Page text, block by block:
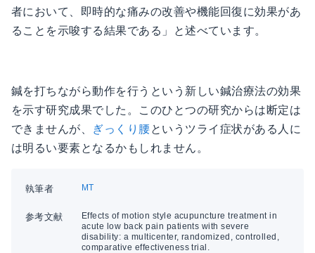
者において、即時的な痛みの改善や機能回復に効果があ
ることを示唆する結果である」と述べています。
鍼を打ちながら動作を行うという新しい鍼治療法の効果
を示す研究成果でした。このひとつの研究からは断定は
できませんが、 ぎっくり腰というツライ症状がある人に
は明るい要素となるかもしれません。
執筆者 MT
参考文献
Effects of motion style acupuncture treatment in
acute low back pain patients with severe
disability: a multicenter, randomized, controlled,
comparative effectiveness trial.